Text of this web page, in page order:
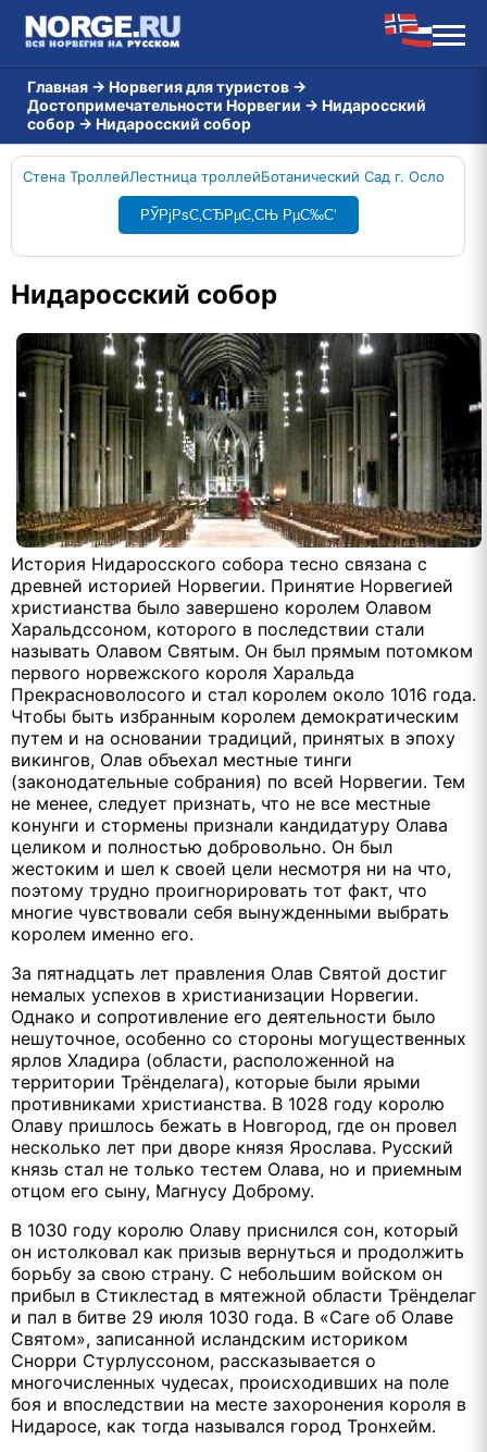
Главная → Норвегия для туристов →
Достопримечательности Норвегии → Нидаросский
собор → Нидаросский собор
Стена ТроллейЛестница троллейБотанический Сад г. Осло
РЎРјРѕС‚СЂРµС‚СЊ РµС‰С‘
Нидаросский собор
История Нидаросского собора тесно связана с
древней историей Норвегии. Принятие Норвегией
христианства было завершено королем Олавом
Харальдссоном, которого в последствии стали
называть Олавом Святым. Он был прямым потомком
первого норвежского короля Харальда
Прекрасноволосого и стал королем около 1016 года.
Чтобы быть избранным королем демократическим
путем и на основании традиций, принятых в эпоху
викингов, Олав объехал местные тинги
(законодательные собрания) по всей Норвегии. Тем
не менее, следует признать, что не все местные
конунги и стормены признали кандидатуру Олава
целиком и полностью добровольно. Он был
жестоким и шел к своей цели несмотря ни на что,
поэтому трудно проигнорировать тот факт, что
многие чувствовали себя вынужденными выбрать
королем именно его.
За пятнадцать лет правления Олав Святой достиг
немалых успехов в христианизации Норвегии.
Однако и сопротивление его деятельности было
нешуточное, особенно со стороны могущественных
ярлов Хладира (области, расположенной на
территории Трёнделага), которые были ярыми
противниками христианства. В 1028 году королю
Олаву пришлось бежать в Новгород, где он провел
несколько лет при дворе князя Ярослава. Русский
князь стал не только тестем Олава, но и приемным
отцом его сыну, Магнусу Доброму.
В 1030 году королю Олаву приснился сон, который
он истолковал как призыв вернуться и продолжить
борьбу за свою страну. С небольшим войском он
прибыл в Стиклестад в мятежной области Трёнделаг
и пал в битве 29 июля 1030 года. В «Саге об Олаве
Святом», записанной исландским историком
Снорри Стурлуссоном, рассказывается о
многочисленных чудесах, происходивших на поле
боя и впоследствии на месте захоронения короля в
Нидаросе, как тогда назывался город Тронхейм.